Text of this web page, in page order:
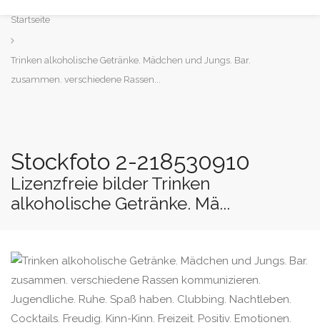
Sie
sind
hier:
Startseite
Trinken alkoholische Getränke. Mädchen und Jungs. Bar.
zusammen. verschiedene Rassen...
Stockfoto 2-218530910
Lizenzfreie bilder Trinken
alkoholische Getränke. Mä...